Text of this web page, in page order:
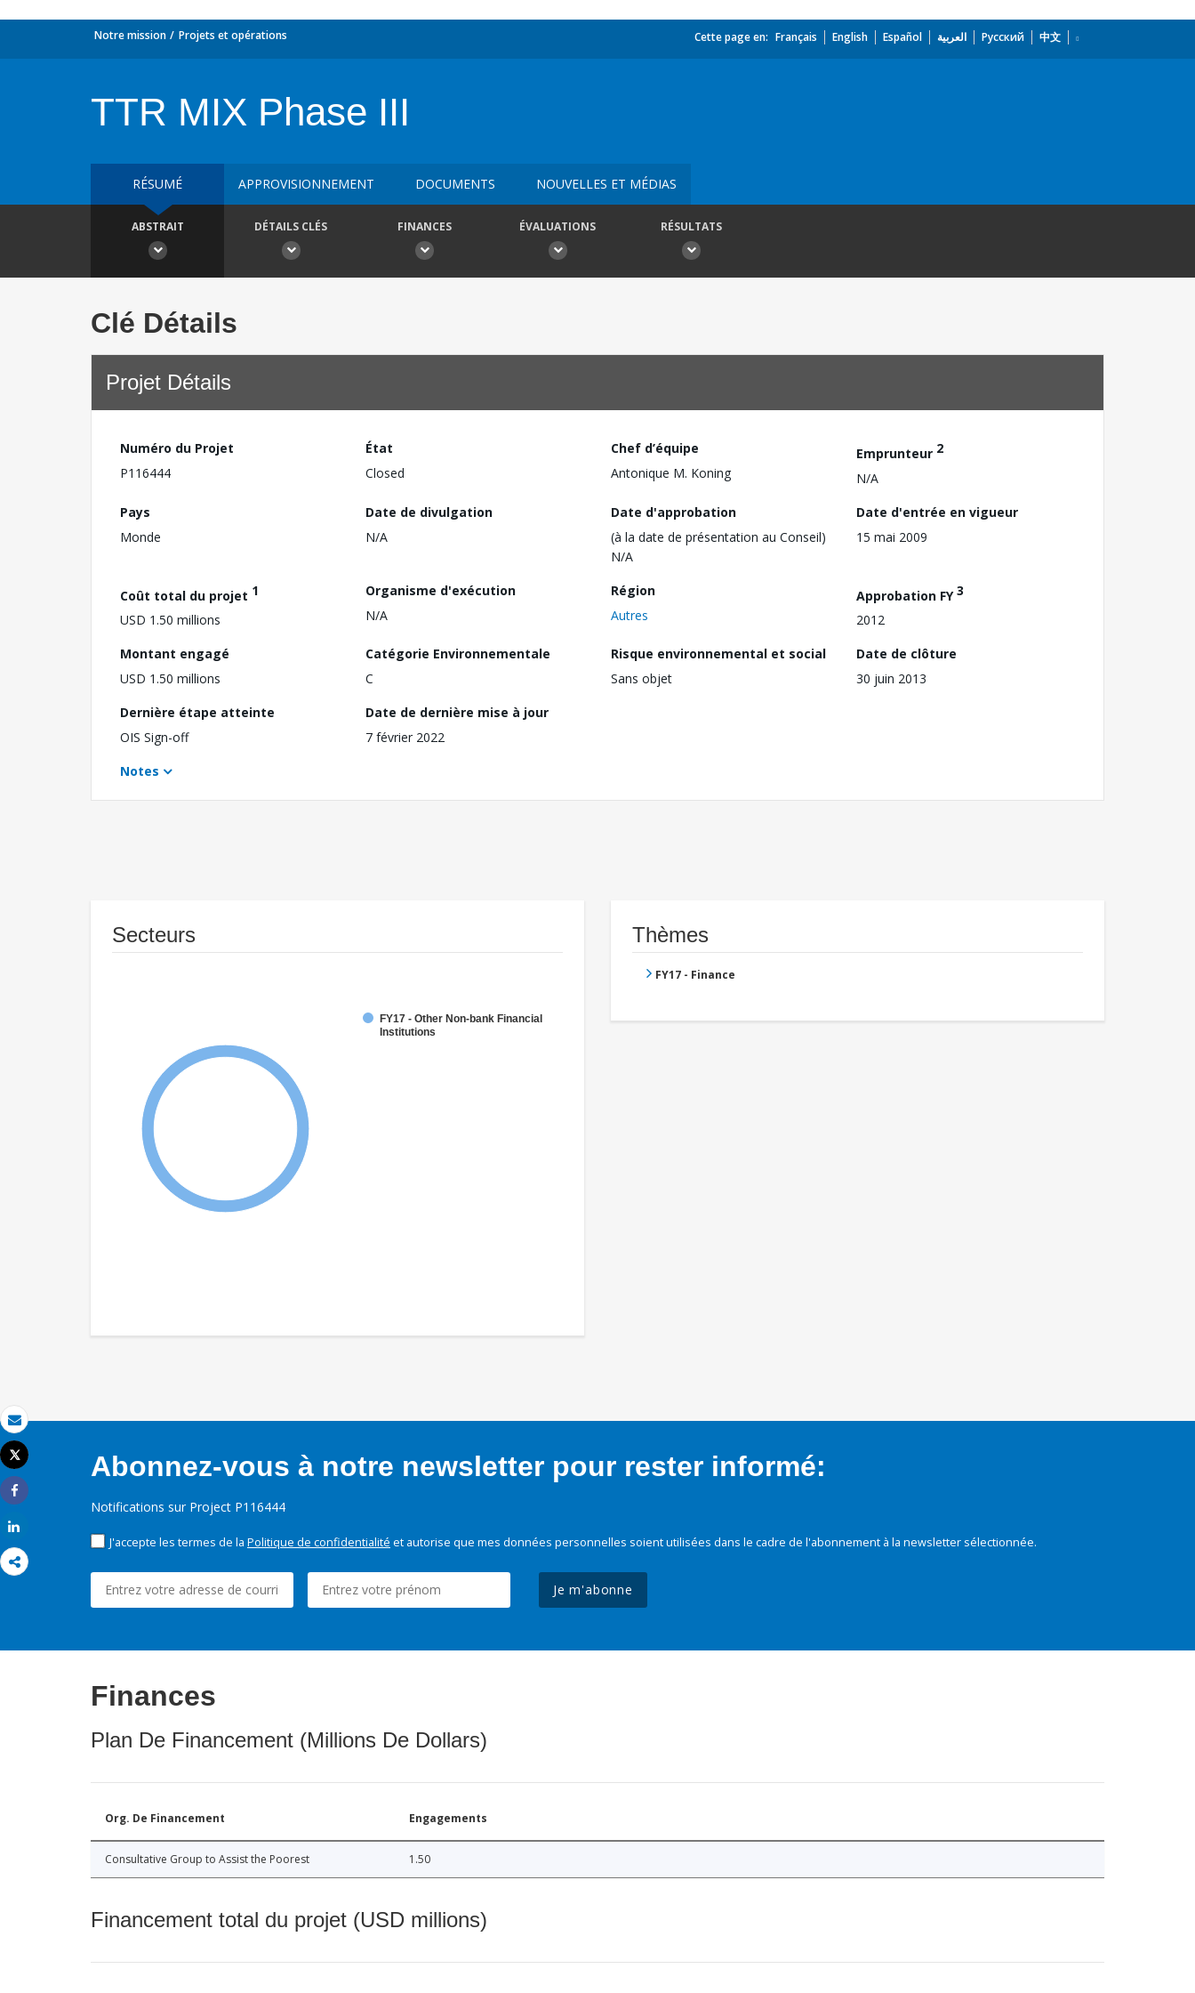
Email
Imprimer
Tweet
Share
Notre mission Projets et opérations Cette page en: Français English Español العربية Русский 中文
TTR MIX Phase III
RÉSUMÉ APPROVISIONNEMENT DOCUMENTS NOUVELLES ET MÉDIAS
ABSTRAIT DÉTAILS CLÉS FINANCES ÉVALUATIONS RÉSULTATS
Clé Détails
Projet Détails
Numéro du Projet
P116444
État
Closed
Chef d’équipe
Antonique M. Koning
Emprunteur 2
N/A
Pays
Monde
Date de divulgation
N/A
Date d'approbation
(à la date de présentation au Conseil)
N/A
Date d'entrée en vigueur
15 mai 2009
Coût total du projet 1
USD 1.50 millions
Organisme d'exécution
N/A
Région
Autres
Approbation FY3
2012
Montant engagé
USD 1.50 millions
Catégorie Environnementale
C
Risque environnemental et social
Sans objet
Date de clôture
30 juin 2013
Dernière étape atteinte
OIS Sign-off
Date de dernière mise à jour
7 février 2022
Notes
Secteurs
FY17 - Other Non-bank Financial
Institutions
Thèmes
FY17 - Finance
Abonnez-vous à notre newsletter pour rester informé:
Notifications sur Project P116444
J'accepte les termes de la Politique de confidentialité et autorise que mes données personnelles soient utilisées dans le cadre de l'abonnement à la newsletter sélectionnée.
Je m'abonne
Finances
Plan De Financement (Millions De Dollars)
Org. De Financement Engagements
Consultative Group to Assist the Poorest 1.50
Financement total du projet (USD millions)